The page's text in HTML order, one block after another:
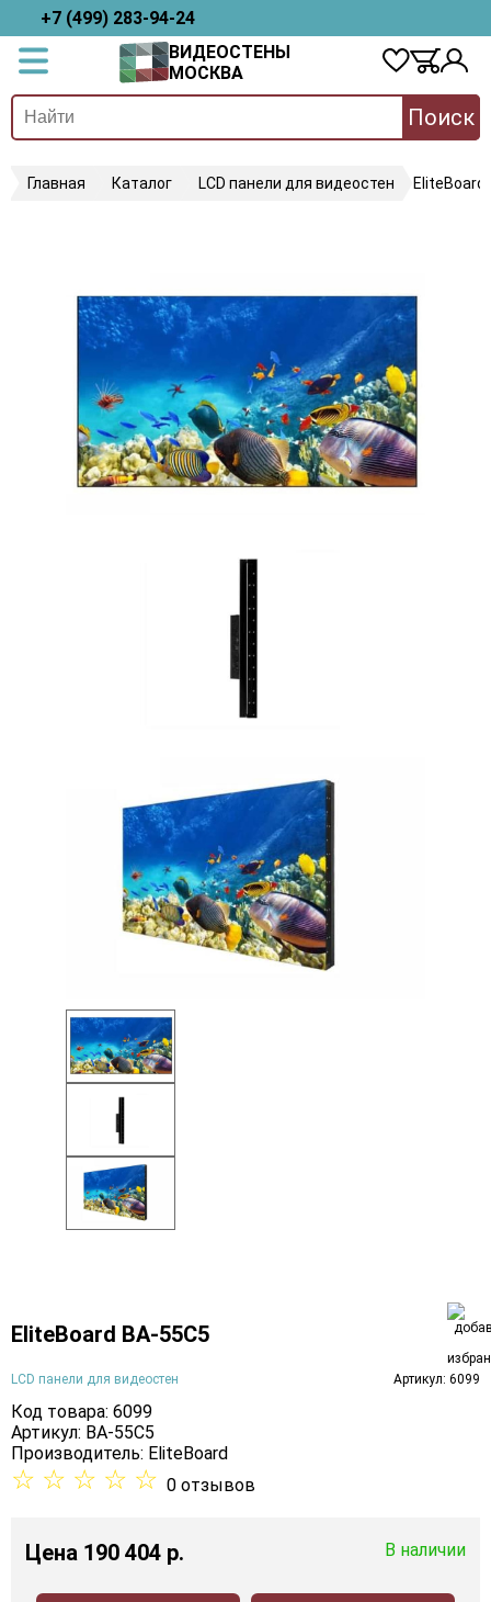
+7 (499) 283-94-24
ВИДЕОСТЕНЫ
МОСКВА
Поиск
Главная Каталог LCD панели для видеостен EliteBoard
EliteBoard BA-55C5
LCD панели для видеостен Артикул: 6099
Код товара: 6099
Артикул: BA-55C5
Производитель: EliteBoard
☆ ☆ ☆ ☆ ☆ 0 отзывов
Цена 190 404 p. В наличии